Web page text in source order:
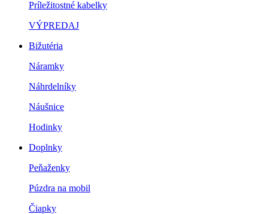
Príležitostné kabelky
VÝPREDAJ
Bižutéria
Náramky
Náhrdelníky
Náušnice
Hodinky
Doplnky
Peňaženky
Púzdra na mobil
Čiapky